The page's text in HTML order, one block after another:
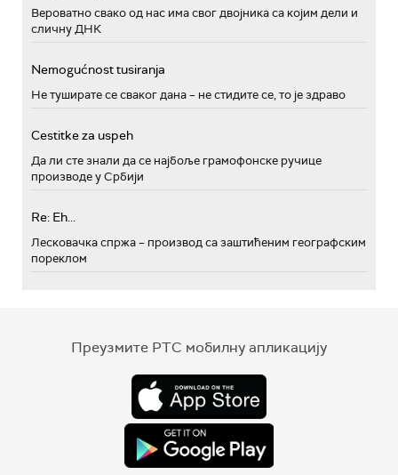
Вероватно свако од нас има свог двојника са којим дели и
сличну ДНК
Nemogućnost tusiranja
Не туширате се сваког дана – не стидите се, то је здраво
Cestitke za uspeh
Да ли сте знали да се најбоље грамофонске ручице
производе у Србији
Re: Eh...
Лесковачка спржа – производ са заштићеним географским
пореклом
Преузмите РТС мобилну апликацију